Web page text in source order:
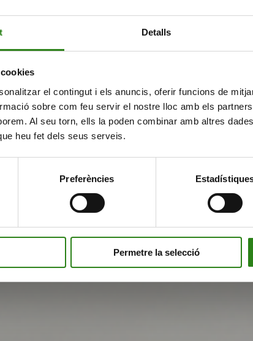
Detalls
el contingut i els anuncis, oferir funcions de
sobre com feu servir el nostre lloc amb els
Al seu torn, ells la poden combinar amb altres
heu fet dels seus serveis.
Preferències
Permetre la selecció